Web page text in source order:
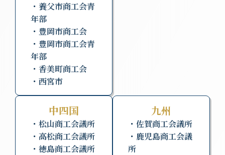
・養父市商工会青
年部
・豊岡市商工会
・豊岡市商工会青
年部
・香美町商工会
・西宮市
中四国
・松山商工会議所
・高松商工会議所
・徳島商工会議所
九州
・佐賀商工会議所
・鹿児島商工会議
所